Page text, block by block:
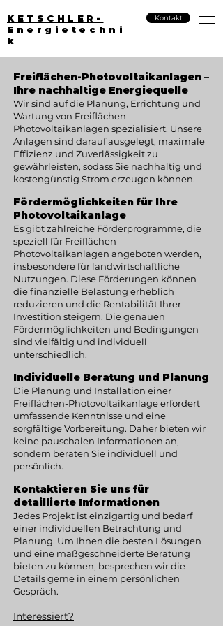
KETSCHLER-
Energietechni
k
Kontakt
Freiflächen-Photovoltaikanlagen –
Ihre nachhaltige Energiequelle
Wir sind auf die Planung, Errichtung und
Wartung von Freiflächen-
Photovoltaikanlagen spezialisiert. Unsere
Anlagen sind darauf ausgelegt, maximale
Effizienz und Zuverlässigkeit zu
gewährleisten, sodass Sie nachhaltig und
kostengünstig Strom erzeugen können.
Fördermöglichkeiten für Ihre
Photovoltaikanlage
Es gibt zahlreiche Förderprogramme, die
speziell für Freiflächen-
Photovoltaikanlagen angeboten werden,
insbesondere für landwirtschaftliche
Nutzungen. Diese Förderungen können
die finanzielle Belastung erheblich
reduzieren und die Rentabilität Ihrer
Investition steigern. Die genauen
Fördermöglichkeiten und Bedingungen
sind vielfältig und individuell
unterschiedlich.
Individuelle Beratung und Planung
Die Planung und Installation einer
Freiflächen-Photovoltaikanlage erfordert
umfassende Kenntnisse und eine
sorgfältige Vorbereitung. Daher bieten wir
keine pauschalen Informationen an,
sondern beraten Sie individuell und
persönlich.
Kontaktieren Sie uns für
detaillierte Informationen
Jedes Projekt ist einzigartig und bedarf
einer individuellen Betrachtung und
Planung. Um Ihnen die besten Lösungen
und eine maßgeschneiderte Beratung
bieten zu können, besprechen wir die
Details gerne in einem persönlichen
Gespräch.
Interessiert?